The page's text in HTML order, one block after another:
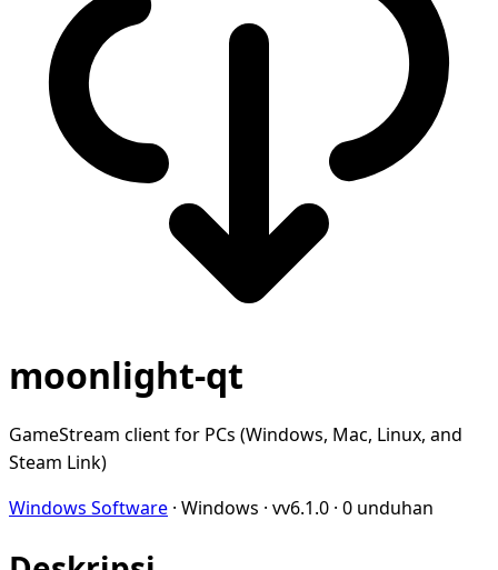
moonlight-qt
GameStream client for PCs (Windows, Mac, Linux, and
Steam Link)
Windows Software · Windows · vv6.1.0 · 0 unduhan